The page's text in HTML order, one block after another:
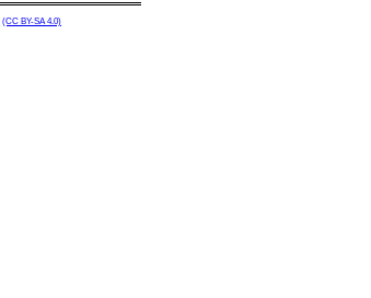
(CC BY-SA 4.0)